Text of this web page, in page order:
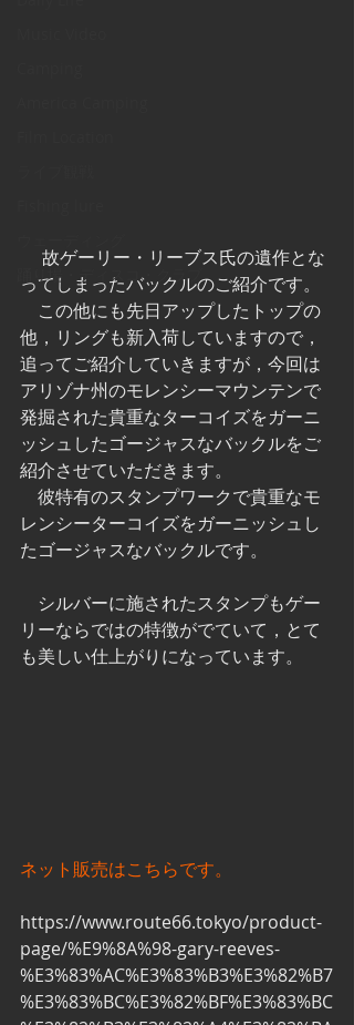
踊り場・ディスコ・クラブ
ってしまったバックルのご紹介です。
この他にも先日アップしたトップの
他，リングも新入荷していますので，
追ってご紹介していきますが，今回は
アリゾナ州のモレンシーマウンテンで
発掘された貴重なターコイズをガーニ
ッシュしたゴージャスなバックルをご
紹介させていただきます。
彼特有のスタンプワークで貴重なモ
レンシーターコイズをガーニッシュし
たゴージャスなバックルです。
シルバーに施されたスタンプもゲー
リーならではの特徴がでていて，とて
も美しい仕上がりになっています。
ネット販売はこちらです。
https://www.route66.tokyo/product-
page/%E9%8A%98-gary-reeves-
%E3%83%AC%E3%83%B3%E3%82%B7
%E3%83%BC%E3%82%BF%E3%83%BC